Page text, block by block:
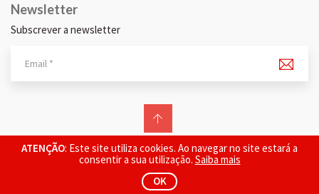
ATENÇÃO: Este site utiliza cookies. Ao navegar no site estará a
consentir a sua utilização. Saiba mais
OK
Newsletter
Subscrever a newsletter
© 2026 FPAS. Todos os direitos reservados.